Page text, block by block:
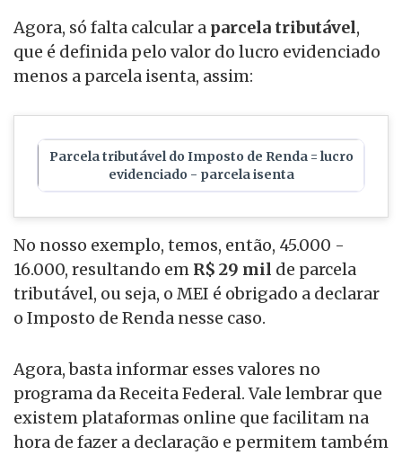
Agora, só falta calcular a parcela tributável,
que é definida pelo valor do lucro evidenciado
menos a parcela isenta, assim:
Parcela tributável do Imposto de Renda = lucro
evidenciado - parcela isenta
No nosso exemplo, temos, então, 45.000 -
16.000, resultando em R$ 29 mil de parcela
tributável, ou seja, o MEI é obrigado a declarar
o Imposto de Renda nesse caso.
Agora, basta informar esses valores no
programa da Receita Federal. Vale lembrar que
existem plataformas online que facilitam na
hora de fazer a declaração e permitem também